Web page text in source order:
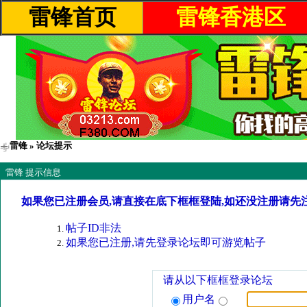
雷锋首页 雷锋香港区
雷锋 » 论坛提示
雷锋 提示信息
如果您已注册会员,请直接在底下框框登陆,如还没注册请先
帖子ID非法
如果您已注册,请先登录论坛即可游览帖子
请从以下框框登录论坛
用户名